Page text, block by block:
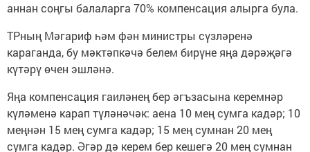
аннан соңгы балаларга 70% компенсация алырга була.
ТРның Мәгариф һәм фән министры сүзләренә
караганда, бу мәктәпкәчә белем бирүне яңа дәрәҗәгә
күтәрү өчен эшләнә.
Яңа компенсация гаиләнең бер әгъзасына керемнәр
күләменә карап түләнәчәк: аена 10 мең сумга кадәр; 10
меңнән 15 мең сумга кадәр; 15 мең сумнан 20 мең
сумга кадәр. Әгәр дә керем бер кешегә 20 мең сумнан